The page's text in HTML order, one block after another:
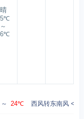
晴
～
～ 24℃ 西风转东南风 <3